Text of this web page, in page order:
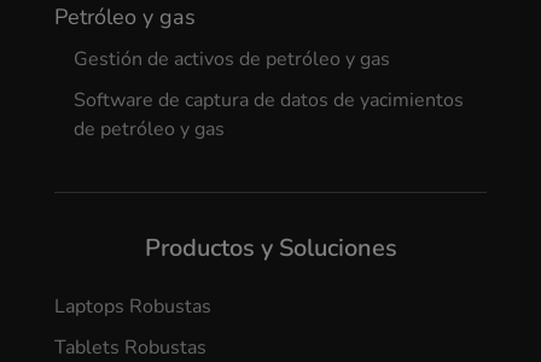
Petróleo y gas
Gestión de activos de petróleo y gas
Software de captura de datos de yacimientos
de petróleo y gas
Productos y Soluciones
Laptops Robustas
Tablets Robustas